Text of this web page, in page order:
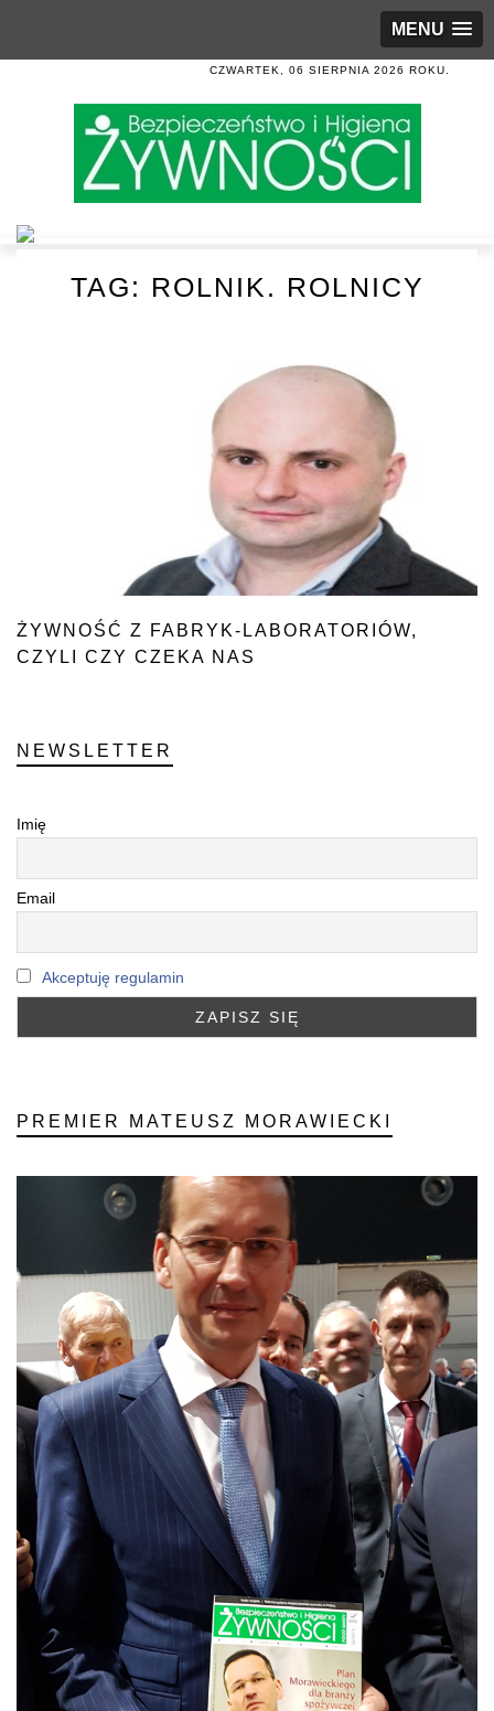
MENU
CZWARTEK, 06 SIERPNIA 2026 ROKU.
TAG: ROLNIK. ROLNICY
ŻYWNOŚĆ Z FABRYK-LABORATORIÓW,
CZYLI CZY CZEKA NAS
NEWSLETTER
Imię
Email
Akceptuję regulamin
PREMIER MATEUSZ MORAWIECKI